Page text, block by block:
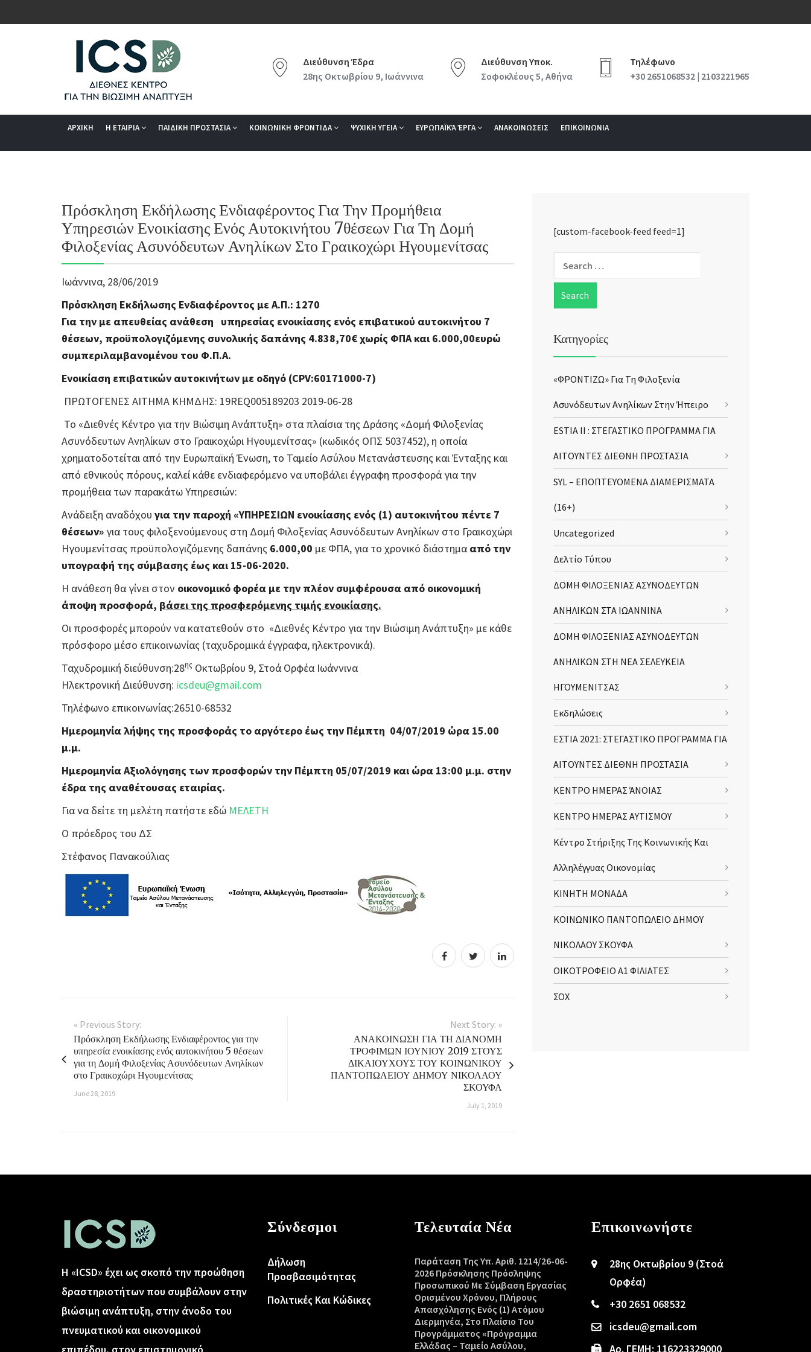
Διεύθυνση Έδρα
28ης Οκτωβρίου 9, Ιωάννινα
Διεύθυνση Υποκ.
Σοφοκλέους 5, Αθήνα
Τηλέφωνο
+30 2651068532 | 2103221965
ΑΡΧΙΚΗ Η ΕΤΑΙΡΙΑ ΠΑΙΔΙΚΗ ΠΡΟΣΤΑΣΙΑ ΚΟΙΝΩΝΙΚΗ ΦΡΟΝΤΙΔΑ ΨΥΧΙΚΗ ΥΓΕΙΑ ΕΥΡΩΠΑΪΚΆ ΈΡΓΑ ΑΝΑΚΟΙΝΩΣΕΙΣ ΕΠΙΚΟΙΝΩΝΙΑ
Πρόσκληση Εκδήλωσης Ενδιαφέροντος Για Την Προμήθεια
Υπηρεσιών Ενοικίασης Ενός Αυτοκινήτου 7θέσεων Για Τη Δομή
Φιλοξενίας Ασυνόδευτων Ανηλίκων Στο Γραικοχώρι Ηγουμενίτσας
Ιωάννινα, 28/06/2019
Πρόσκληση Εκδήλωσης Ενδιαφέροντος με Α.Π.: 1270
Για την με απευθείας ανάθεση υπηρεσίας ενοικίασης ενός επιβατικού αυτοκινήτου 7
θέσεων, προϋπολογιζόμενης συνολικής δαπάνης 4.838,70€ χωρίς ΦΠΑ και 6.000,00ευρώ
συμπεριλαμβανομένου του Φ.Π.Α.
Ενοικίαση επιβατικών αυτοκινήτων με οδηγό (CPV:60171000-7)
ΠΡΩΤΟΓΕΝΕΣ ΑΙΤΗΜΑ ΚΗΜΔΗΣ: 19REQ005189203 2019-06-28
Το «Διεθνές Κέντρο για την Βιώσιμη Ανάπτυξη» στα πλαίσια της Δράσης «Δομή Φιλοξενίας
Ασυνόδευτων Ανηλίκων στο Γραικοχώρι Ηγουμενίτσας» (κωδικός ΟΠΣ 5037452), η οποία
χρηματοδοτείται από την Ευρωπαϊκή Ένωση, το Ταμείο Ασύλου Μετανάστευσης και Ένταξης και
από εθνικούς πόρους, καλεί κάθε ενδιαφερόμενο να υποβάλει έγγραφη προσφορά για την
προμήθεια των παρακάτω Υπηρεσιών:
Ανάδειξη αναδόχουγια την παροχή «ΥΠΗΡΕΣΙΩΝ ενοικίασης ενός (1) αυτοκινήτου πέντε 7
θέσεων»για τους φιλοξενούμενους στη Δομή Φιλοξενίας Ασυνόδευτων Ανηλίκων στο Γραικοχώρι
Ηγουμενίτσας προϋπολογιζόμενης δαπάνης 6.000,00 με ΦΠΑ, για το χρονικό διάστημααπό την
υπογραφή της σύμβασης έως και 15-06-2020.
Η ανάθεση θα γίνει στον οικονομικό φορέα με την πλέον συμφέρουσα από οικονομική
άποψη προσφορά, βάσει της προσφερόμενης τιμής ενοικίασης.
Οι προσφορές μπορούν να κατατεθούν στο «Διεθνές Κέντρο για την Βιώσιμη Ανάπτυξη» με κάθε
πρόσφορο μέσο επικοινωνίας (ταχυδρομικά έγγραφα, ηλεκτρονικά).
Ταχυδρομική διεύθυνση:28ης Οκτωβρίου 9, Στοά Ορφέα Ιωάννινα
Ηλεκτρονική Διεύθυνση: icsdeu@gmail.com
Τηλέφωνο επικοινωνίας:26510-68532
Ημερομηνία λήψης της προσφοράς το αργότερο έως την Πέμπτη 04/07/2019 ώρα 15.00
μ.μ.
Ημερομηνία Αξιολόγησης των προσφορών την Πέμπτη 05/07/2019 και ώρα 13:00 μ.μ. στην
έδρα της αναθέτουσας εταιρίας.
Για να δείτε τη μελέτη πατήστε εδώ ΜΕΛΕΤΗ
Ο πρόεδρος του ΔΣ
Στέφανος Πανακούλιας
« Previous Story:
Πρόσκληση Εκδήλωσης Ενδιαφέροντος για την
υπηρεσία ενοικίασης ενός αυτοκινήτου 5 θέσεων
για τη Δομή Φιλοξενίας Ασυνόδευτων Ανηλίκων
στο Γραικοχώρι Ηγουμενίτσας
June 28, 2019
Next Story: »
ΑΝΑΚΟΙΝΩΣΗ ΓΙΑ ΤΗ ΔΙΑΝΟΜΗ
ΤΡΟΦΙΜΩΝ ΙΟΥΝΙΟΥ 2019 ΣΤΟΥΣ
ΔΙΚΑΙΟΥΧΟΥΣ ΤΟΥ ΚΟΙΝΩΝΙΚΟΥ
ΠΑΝΤΟΠΩΛΕΙΟΥ ΔΗΜΟΥ ΝΙΚΟΛΑΟΥ
ΣΚΟΥΦΑ
July 1, 2019
[custom-facebook-feed feed=1]
Κατηγορίες
«ΦΡΟΝΤΙΖΩ» Για Τη Φιλοξενία
Ασυνόδευτων Ανηλίκων Στην Ήπειρο
ESTIA II : ΣΤΕΓΑΣΤΙΚΟ ΠΡΟΓΡΑΜΜΑ ΓΙΑ
ΑΙΤΟΥΝΤΕΣ ΔΙΕΘΝΗ ΠΡΟΣΤΑΣΙΑ
SYL – ΕΠΟΠΤΕΥΟΜΕΝΑ ΔΙΑΜΕΡΙΣΜΑΤΑ
(16+)
Uncategorized
Δελτίο Τύπου
ΔΟΜΗ ΦΙΛΟΞΕΝΙΑΣ ΑΣΥΝΟΔΕΥΤΩΝ
ΑΝΗΛΙΚΩΝ ΣΤΑ ΙΩΑΝΝΙΝΑ
ΔΟΜΗ ΦΙΛΟΞΕΝΙΑΣ ΑΣΥΝΟΔΕΥΤΩΝ
ΑΝΗΛΙΚΩΝ ΣΤΗ ΝΕΑ ΣΕΛΕΥΚΕΙΑ
ΗΓΟΥΜΕΝΙΤΣΑΣ
Εκδηλώσεις
ΕΣΤΙΑ 2021: ΣΤΕΓΑΣΤΙΚΟ ΠΡΟΓΡΑΜΜΑ ΓΙΑ
ΑΙΤΟΥΝΤΕΣ ΔΙΕΘΝΗ ΠΡΟΣΤΑΣΙΑ
ΚΕΝΤΡΟ ΗΜΕΡΑΣ ΆΝΟΙΑΣ
ΚΕΝΤΡΟ ΗΜΕΡΑΣ ΑΥΤΙΣΜΟΥ
Κέντρο Στήριξης Της Κοινωνικής Και
Αλληλέγγυας Οικονομίας
ΚΙΝΗΤΗ ΜΟΝΑΔΑ
ΚΟΙΝΩΝΙΚΟ ΠΑΝΤΟΠΩΛΕΙΟ ΔΗΜΟΥ
ΝΙΚΟΛΑΟΥ ΣΚΟΥΦΑ
ΟΙΚΟΤΡΟΦΕΙΟ Α1 ΦΙΛΙΑΤΕΣ
ΣΟΧ
Η «ICSD» έχει ως σκοπό την προώθηση
δραστηριοτήτων που συμβάλουν στην
βιώσιμη ανάπτυξη, στην άνοδο του
πνευματικού και οικονομικού
Σύνδεσμοι
Δήλωση
Προσβασιμότητας
Πολιτικές Και Κώδικες
Τελευταία Νέα
Παράταση Της Υπ. Αριθ. 1214/26-06-
2026 Πρόσκλησης Πρόσληψης
Προσωπικού Με Σύμβαση Εργασίας
Ορισμένου Χρόνου, Πλήρους
Απασχόλησης Ενός (1) Ατόμου
Διερμηνέα, Στο Πλαίσιο Του
Προγράμματος «Πρόγραμμα
Ελλάδας – Ταμείο Ασύλου,
Επικοινωνήστε
28ης Οκτωβρίου 9 (Στοά
Ορφέα)
+30 2651 068532
icsdeu@gmail.com
Αρ. ΓΕΜΗ: 116223329000